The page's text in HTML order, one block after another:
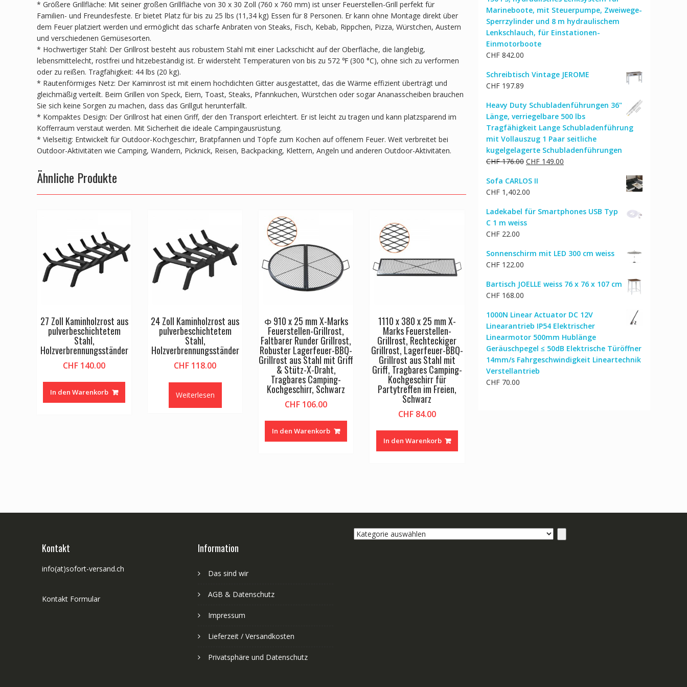
Partys
und
Zusammenkünfte
Freien,
Schwarz
* Größere Grillfläche: Mit seiner großen Grillfläche von 30 x 30 Zoll (760 x 760 mm) ist unser Feuerstellen-Grill perfekt für
Familien- und Freundesfeste. Er bietet Platz für bis zu 25 lbs (11,34 kg) Essen für 8 Personen. Er kann ohne Montage direkt über
dem Feuer platziert werden und ermöglicht das scharfe Anbraten von Steaks, Fisch, Kebab, Rippchen, Pizza, Würstchen, Austern
und verschiedenen Gemüsesorten.
* Hochwertiger Stahl: Der Grillrost besteht aus robustem Stahl mit einer Lackschicht auf der Oberfläche, die langlebig,
lebensmittelecht, rostfrei und hitzebeständig ist. Er widersteht Temperaturen von bis zu 572 ℉ (300 °C), ohne sich zu verformen
oder zu reißen. Tragfähigkeit: 44 lbs (20 kg).
* Rautenförmiges Netz: Der Kaminrost ist mit einem hochdichten Gitter ausgestattet, das die Wärme effizient überträgt und
gleichmäßig verteilt. Beim Grillen von Speck, Eiern, Toast, Steaks, Pfannkuchen, Würstchen oder sogar Ananasscheiben brauchen
Sie sich keine Sorgen zu machen, dass das Grillgut herunterfällt.
* Kompaktes Design: Der Grillrost hat einen Griff, der den Transport erleichtert. Er ist leicht zu tragen und kann platzsparend im
Kofferraum verstaut werden. Mit Sicherheit die ideale Campingausrüstung.
* Vielseitig: Entwickelt für Outdoor-Kochgeschirr, Bratpfannen und Töpfe zum Kochen auf offenem Feuer. Weit verbreitet bei
Outdoor-Aktivitäten wie Camping, Wandern, Picknick, Reisen, Backpacking, Klettern, Angeln und anderen Outdoor-Aktivitäten.
Ähnliche Produkte
27 Zoll Kaminholzrost aus
pulverbeschichtetem
Stahl,
Holzverbrennungsständer
CHF 140.00
In den Warenkorb
24 Zoll Kaminholzrost aus
pulverbeschichtetem
Stahl,
Holzverbrennungsständer
CHF 118.00
Weiterlesen
Φ 910 x 25 mm X-Marks
Feuerstellen-Grillrost,
Faltbarer Runder Grillrost,
Robuster Lagerfeuer-BBQ-
Grillrost aus Stahl mit Griff
& Stütz-X-Draht,
Tragbares Camping-
Kochgeschirr, Schwarz
CHF 106.00
In den Warenkorb
1110 x 380 x 25 mm X-
Marks Feuerstellen-
Grillrost, Rechteckiger
Grillrost, Lagerfeuer-BBQ-
Grillrost aus Stahl mit
Griff, Tragbares Camping-
Kochgeschirr für
Partytreffen im Freien,
Schwarz
CHF84.00
In den Warenkorb
Marineboote, mit Steuerpumpe, Zweiwege-
Sperrzylinder und 8 m hydraulischem
Lenkschlauch, für Einstationen-
Einmotorboote
CHF 842.00
Schreibtisch Vintage JEROME
CHF 197.89
Heavy Duty Schubladenführungen 36"
Länge, verriegelbare 500 lbs
Tragfähigkeit Lange Schubladenführung
mit Vollauszug 1 Paar seitliche
kugelgelagerte Schubladenführungen
CHF176.00 Ursprünglicher
war:
CHF 176.00
CHF 149.00
Sofa CARLOS II
CHF 1,402.00
Ladekabel für Smartphones USB Typ
C 1 m weiss
CHF 22.00
Sonnenschirm mit LED 300 cm weiss
CHF 122.00
Bartisch JOELLE weiss 76 x 76 x 107 cm
CHF 168.00
1000N Linear Actuator DC 12V
Linearantrieb IP54 Elektrischer
Linearmotor 500mm Hublänge
Geräuschpegel ≤ 50dB Elektrische Türöffner
14mm/s Fahrgeschwindigkeit Lineartechnik
Verstellantrieb
CHF 70.00
Kontakt
info(at)sofort-versand.ch
Kontakt Formular
Information
Das sind wir
AGB & Datenschutz
Impressum
Lieferzeit / Versandkosten
Privatsphäre und Datenschutz
Kategorie